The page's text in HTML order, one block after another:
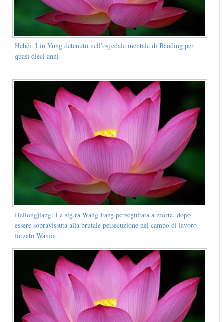
Hebei: Liu Yong detenuto nell'ospedale mentale di Baoding per
quasi dieci anni
Heilongjiang: La sig.ra Wang Fang perseguitata a morte, dopo
essere sopravissuta alla brutale persecuzione nel campo di lavoro
forzato Wanjia